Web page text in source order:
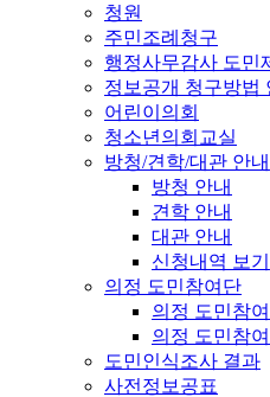
청원
주민조례청구
행정사무감사 도민
정보공개 청구방법
어린이의회
청소년의회교실
방청/견학/대관 안내
방청 안내
견학 안내
대관 안내
신청내역 보기
의정 도민참여단
의정 도민참
의정 도민참
도민인식조사 결과
사전정보공표